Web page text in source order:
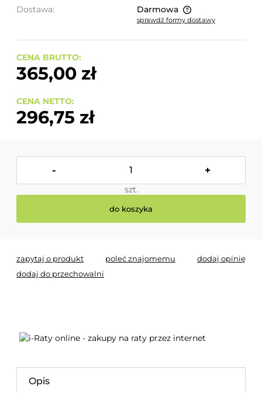
Dostawa:
Darmowa
Cena nie zawiera ewentualnych kosztów płatności
sprawdź formy dostawy
CENA BRUTTO:
365,00 zł
CENA NETTO:
296,75 zł
- +
szt.
do koszyka
zapytaj o produkt poleć znajomemu
dodaj opinię
dodaj do przechowalni
Opis